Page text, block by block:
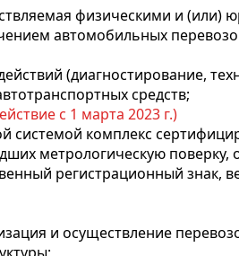
физическими и (или)
автомобильных
(диагностирование,
средств;
с 1 марта 2023 г.)
системой комплекс
метрологическую
регистрационный знак,
и осуществление